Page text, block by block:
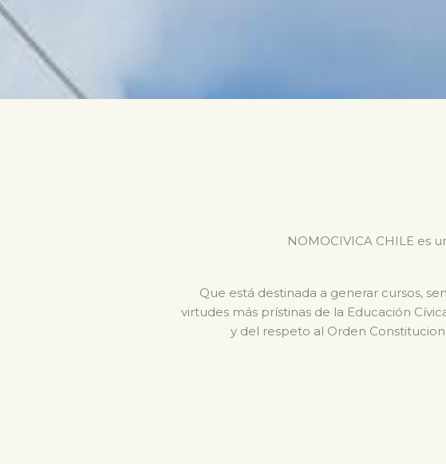
NOMOCIVICA CHILE es
Que está destinada a generar cursos,
virtudes más prístinas de la Educación
y del respeto al Orden